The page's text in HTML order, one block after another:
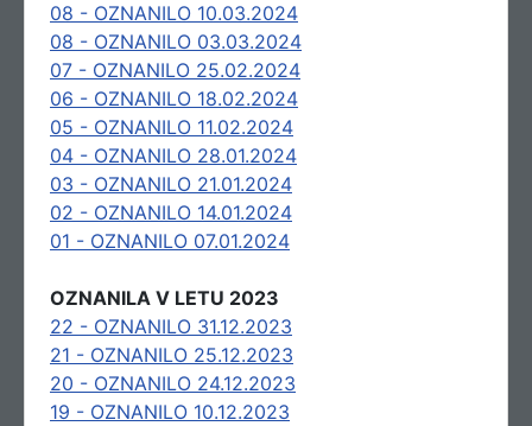
08 - OZNANILO 10.03.2024
08 - OZNANILO 03.03.2024
07 - OZNANILO 25.02.2024
06 - OZNANILO 18.02.2024
05 - OZNANILO 11.02.2024
04 - OZNANILO 28.01.2024
03 - OZNANILO 21.01.2024
02 - OZNANILO 14.01.2024
01 - OZNANILO 07.01.2024
OZNANILA V LETU 2023
22 - OZNANILO 31.12.2023
21 - OZNANILO 25.12.2023
20 - OZNANILO 24.12.2023
19 - OZNANILO 10.12.2023